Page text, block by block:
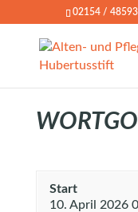
02154 /
Start
10. April 2026